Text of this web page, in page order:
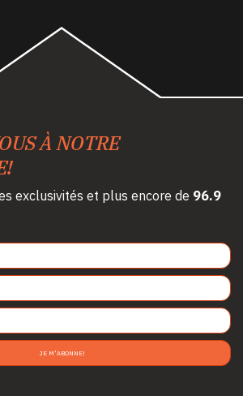
À NOTRE
exclusivités et plus encore de 96.9
JE M'ABONNE!